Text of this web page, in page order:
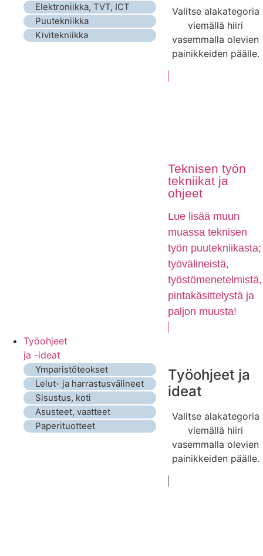
Elektroniikka, TVT, ICT
Puutekniikka
Kivitekniikka
Valitse alakategoria
viemällä hiiri
vasemmalla olevien
painikkeiden päälle.
Teknisen työn
tekniikat ja
ohjeet
Lue lisää muun
muassa teknisen
työn puutekniikasta;
työvälineistä,
työstömenetelmistä,
pintakäsittelystä ja
paljon muusta!
Työohjeet
ja -ideat
Ymparistöteokset
Lelut- ja harrastusvälineet
Sisustus, koti
Asusteet, vaatteet
Paperituotteet
Työohjeet ja
ideat
Valitse alakategoria
viemällä hiiri
vasemmalla olevien
painikkeiden päälle.